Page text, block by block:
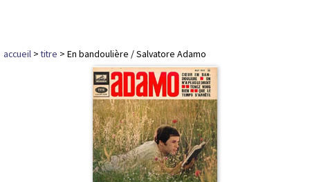
accueil >titre > En bandoulière / Salvatore Adamo